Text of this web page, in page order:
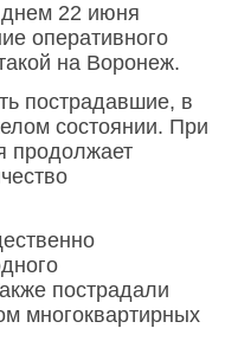
днем 22 июня
оперативного
на Воронеж.
пострадавшие, в
состоянии. При
продолжает
пострадали
многоквартирных